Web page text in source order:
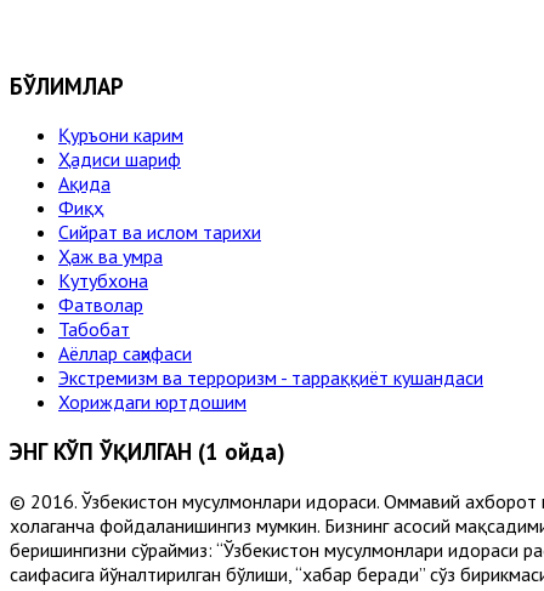
БЎЛИМЛАР
Қуръони карим
Ҳадиси шариф
Ақида
Фиқҳ
Сийрат ва ислом тарихи
Ҳаж ва умра
Кутубхона
Фатволар
Табобат
Аёллар саҳифаси
Экстремизм ва терроризм - тарраққиёт кушандаси
Хориждаги юртдошим
ЭНГ КЎП ЎҚИЛГАН (1 ойда)
© 2016. Ўзбекистон мусулмонлари идораси. Оммавий ахборот
хоҳлаганча фойдаланишингиз мумкин. Бизнинг асосий
беришингизни сўраймиз: “Ўзбекистон мусулмонлари идораси
саҳифасига йўналтирилган бўлиши, “хабар беради” сўз